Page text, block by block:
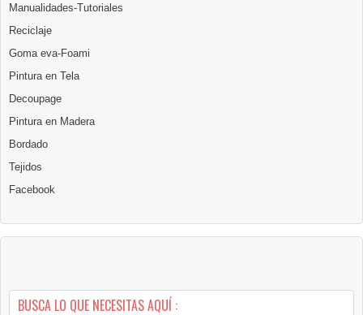
Manualidades-Tutoriales
Reciclaje
Goma eva-Foami
Pintura en Tela
Decoupage
Pintura en Madera
Bordado
Tejidos
Facebook
BUSCA LO QUE NECESITAS AQUÍ :